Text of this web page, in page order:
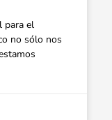
para el
no sólo nos